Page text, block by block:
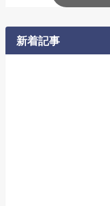
新着記事